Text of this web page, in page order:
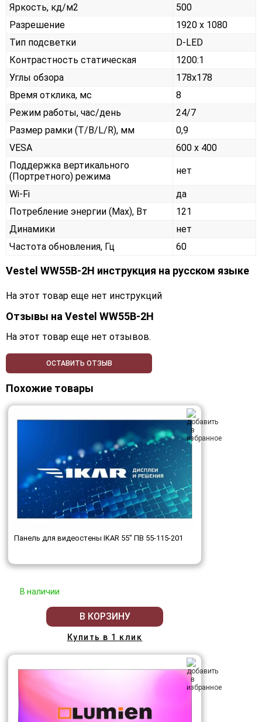
Яркость, кд/м2
500
Разрешение
1920 x 1080
Тип подсветки
D-LED
Контрастность статическая
1200:1
Углы обзора
178x178
Время отклика, мс
8
Режим работы, час/день
24/7
Размер рамки (T/B/L/R), мм
0,9
VESA
600 x 400
Поддержка вертикального
(Портретного) режима
нет
Wi-Fi
да
Потребление энергии (Max), Вт
121
Динамики
нет
Частота обновления, Гц
60
Vestel WW55B-2H инструкция на русском языке
На этот товар еще нет инструкций
Отзывы наVestel WW55B-2H
На этот товар еще нет отзывов.
ОСТАВИТЬ ОТЗЫВ
Похожие товары
Панель для видеостены IKAR 55" ПВ 55-115-201
В наличии
В КОРЗИНУ
Купить в 1 клик